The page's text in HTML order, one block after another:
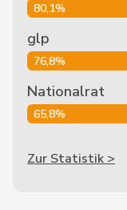
80,1%
glp
76,8%
Nationalrat
65,8%
Zur Statistik >